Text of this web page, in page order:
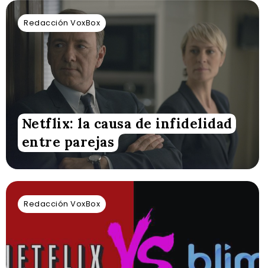
Redacción VoxBox
Netflix: la causa de infidelidad
entre parejas
Redacción VoxBox